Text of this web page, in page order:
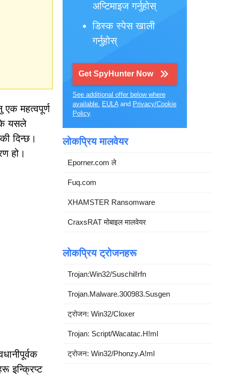
एक महत्वपूर्ण
यसले
दिन्छ।
हो।
इन्क्रिप्ट
अप्टिमाइज गर्नुहोस्
डिस्क स्पेस खाली
गर्नुहोस्
Get SpyHunter Now
See additional offer below where
available. EULAand Privacy/Cookie
Policy.
लोकप्रिय मालवेयर
Eporner.com ले
Fuq.com
XHAMSTER Ransomware
CraxsRAT मोबाइल मालवेयर
लोकप्रिय ट्रोजनहरू
Trojan:Win32/Suschil!rfn
Trojan.Malware.300983.Susgen
ट्रोजन: Win32/Cloxer
Trojan: Script/Wacatac.H!ml
ट्रोजन: Win32/Phonzy.A!ml